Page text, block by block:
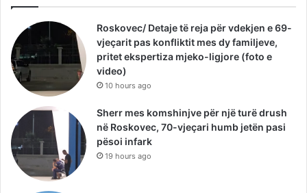
Roskovec/ Detaje të reja për vdekjen e 69-
vjeçarit pas konfliktit mes dy familjeve,
pritet ekspertiza mjeko-ligjore (foto e
video)
10 hours ago
Sherr mes komshinjve për një turë drush
në Roskovec, 70-vjeçari humb jetën pasi
pësoi infark
19 hours ago